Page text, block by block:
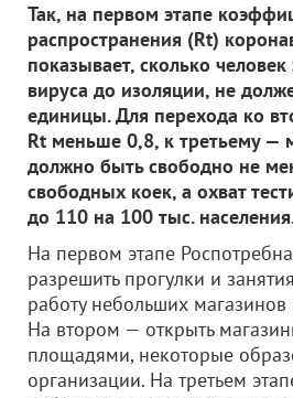
Так, на первом этапе
распространения (Rt)
показывает, сколько
вируса до изоляции, не
единицы. Для перехода ко
Rt меньше 0,8, к третьему —
должно быть свободно не
свободных коек, а охват
до 110 на 100 тыс.
На первом этапе
разрешить прогулки и
работу небольших магазинов
На втором — открыть
площадями, некоторые
организации. На третьем